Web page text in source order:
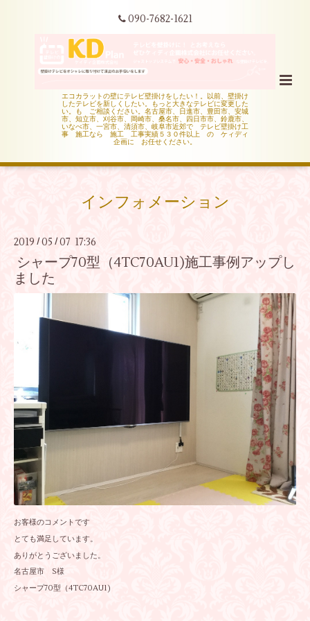
090-7682-1621
エコカラットの壁にテレビ壁掛けをしたい！。以前、壁掛け
したテレビを新しくしたい。もっと大きなテレビに変更した
い。も ご相談ください。名古屋市、日進市、豊田市、安城
市、知立市、刈谷市、岡崎市、桑名市、四日市市、鈴鹿市、
いなべ市、一宮市、清須市、岐阜市近郊で テレビ壁掛け工
事 施工なら 施工 工事実績５３０件以上 の ケィディ
企画に お任せください。
インフォメーション
2019 / 05 /07 17:36
シャープ70型（4TC70AU1)施工事例アップし
ました
お客様のコメントです
とても満足しています。
ありがとうございました。
名古屋市 S様
シャープ70型（4TC70AU1)